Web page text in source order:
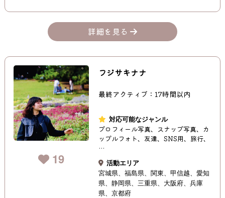
詳細を見る
19
フジサキナナ
最終アクティブ：17時間以内
対応可能なジャンル
プロフィール写真、スナップ写真、カ
ップルフォト、友達、SNS用、旅行、
…
活動エリア
宮城県
福島県 関東 甲信越
愛知
県
静岡県 三重県 大阪府
兵庫
県
京都府